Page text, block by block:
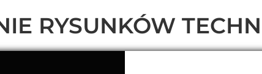
RYSUNKÓW